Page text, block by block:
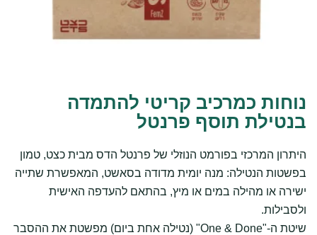
נוחות כמרכיב קריטי להתמדה
בנטילת תוסף פרנטל
היתרון המרכזי בפורמט הנוזלי של פרנטל הדס מבית כצט, טמון
בפשטות הנטילה: מנה יומית מדודה בסאשט, המאפשרת שתייה
ישירה או מהילה במים או מיץ, בהתאם להעדפה האישית
ולסבילות.
שיטת ה-"One & Done" (נטילה אחת ביום) מפשטת את ההסבר